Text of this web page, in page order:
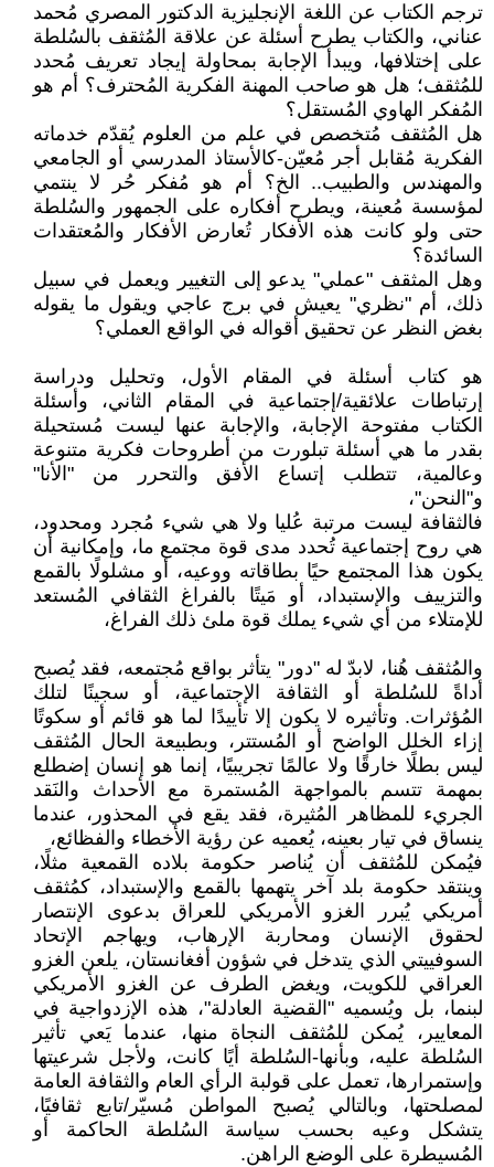
ترجم الكتاب عن اللغة الإنجليزية الدكتور المصري مُحمد
عناني، والكتاب يطرح أسئلة عن علاقة المُثقف بالسُلطة
على إختلافها، ويبدأ الإجابة بمحاولة إيجاد تعريف مُحدد
للمُثقف؛ هل هو صاحب المهنة الفكرية المُحترف؟ أم هو
المُفكر الهاوي المُستقل؟
هل المُثقف مُتخصص في علم من العلوم يُقدّم خدماته
الفكرية مُقابل أجر مُعيّن-كالأستاذ المدرسي أو الجامعي
والمهندس والطبيب.. الخ؟ أم هو مُفكر حُر لا ينتمي
لمؤسسة مُعينة، ويطرح أفكاره على الجمهور والسُلطة
حتى ولو كانت هذه الأفكار تُعارض الأفكار والمُعتقدات
السائدة؟
وهل المثقف "عملي" يدعو إلى التغيير ويعمل في سبيل
ذلك، أم "نظري" يعيش في برج عاجي ويقول ما يقوله
بغض النظر عن تحقيق أقواله في الواقع العملي؟
هو كتاب أسئلة في المقام الأول، وتحليل ودراسة
إرتباطات علائقية/إجتماعية في المقام الثاني، وأسئلة
الكتاب مفتوحة الإجابة، والإجابة عنها ليست مُستحيلة
بقدر ما هي أسئلة تبلورت من أطروحات فكرية متنوعة
وعالمية، تتطلب إتساع الأفق والتحرر من "الأنا"
و"النحن"،
فالثقافة ليست مرتبة عُليا ولا هي شيء مُجرد ومحدود،
هي روح إجتماعية تُحدد مدى قوة مجتمع ما، وإمكانية أن
يكون هذا المجتمع حيًا بطاقاته ووعيه، أو مشلولًا بالقمع
والتزييف والإستبداد، أو مَيتًا بالفراغ الثقافي المُستعد
للإمتلاء من أي شيء يملك قوة ملئ ذلك الفراغ،
والمُثقف هُنا، لابدّ له "دور" يتأثر بواقع مُجتمعه، فقد يُصبح
أداةً للسُلطة أو الثقافة الإجتماعية، أو سجينًا لتلك
المُؤثرات. وتأثيره لا يكون إلا تأييدًا لما هو قائم أو سكوتًا
إزاء الخلل الواضح أو المُستتر، وبطبيعة الحال المُثقف
ليس بطلًا خارقًا ولا عالمًا تجريبيًا، إنما هو إنسان إضطلع
بمهمة تتسم بالمواجهة المُستمرة مع الأحداث والنَقد
الجريء للمظاهر المُثيرة، فقد يقع في المحذور، عندما
ينساق في تيار بعينه، يُعميه عن رؤية الأخطاء والفظائع،
فيُمكن للمُثقف أن يُناصر حكومة بلاده القمعية مثلًا،
وينتقد حكومة بلد آخر يتهمها بالقمع والإستبداد، كمُثقف
أمريكي يُبرر الغزو الأمريكي للعراق بدعوى الإنتصار
لحقوق الإنسان ومحاربة الإرهاب، ويهاجم الإتحاد
السوفييتي الذي يتدخل في شؤون أفغانستان، يلعن الغزو
العراقي للكويت، ويغض الطرف عن الغزو الأمريكي
لبنما، بل ويُسميه "القضية العادلة"، هذه الإزدواجية في
المعايير، يُمكن للمُثقف النجاة منها، عندما يَعي تأثير
السُلطة عليه، وبأنها-السُلطة أيًا كانت، ولأجل شرعيتها
وإستمرارها، تعمل على قولبة الرأي العام والثقافة العامة
لمصلحتها، وبالتالي يُصبح المواطن مُسيّر/تابع ثقافيًا،
يتشكل وعيه بحسب سياسة السُلطة الحاكمة أو
المُسيطرة على الوضع الراهن.